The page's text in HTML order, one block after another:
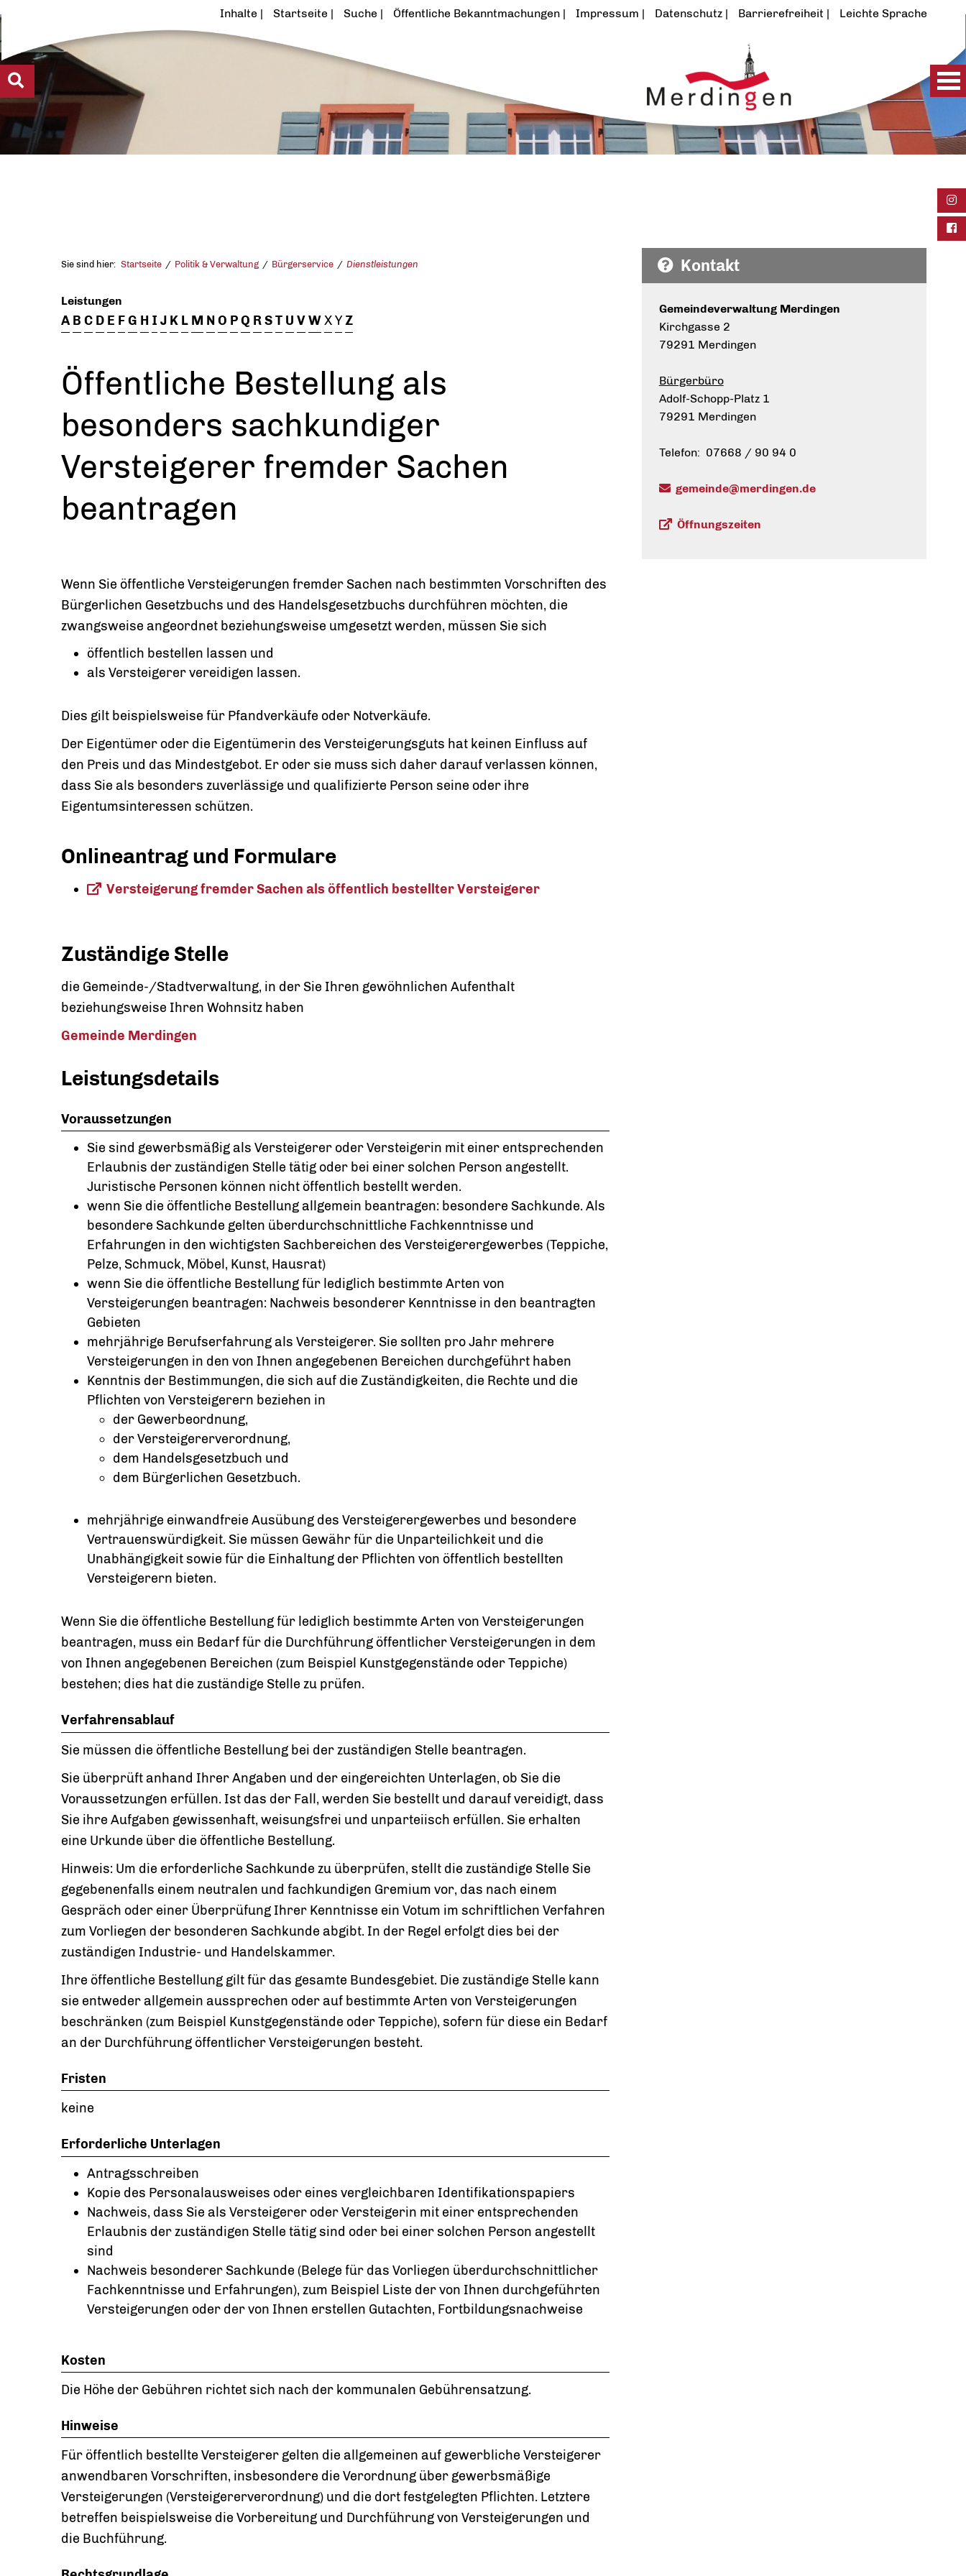
Inhalte Startseite Suche Öffentliche Bekanntmachungen Impressum Datenschutz Barrierefreiheit Leichte Sprache
Sie sind hier: Startseite Politik & Verwaltung Bürgerservice Dienstleistungen
Leistungen
A B C D E FG H I J K L M NO PQ RST U VWXYZ
Öffentliche Bestellung als
besonders sachkundiger
Versteigerer fremder Sachen
beantragen
Wenn Sie öffentliche Versteigerungen fremder Sachen nach bestimmten Vorschriften des
Bürgerlichen Gesetzbuchs und des Handelsgesetzbuchs durchführen möchten, die
zwangsweise angeordnet beziehungsweise umgesetzt werden, müssen Sie sich
öffentlich bestellen lassen und
als Versteigerer vereidigen lassen.
Dies gilt beispielsweise für Pfandverkäufe oder Notverkäufe.
Der Eigentümer oder die Eigentümerin des Versteigerungsguts hat keinen Einfluss auf
den Preis und das Mindestgebot. Er oder sie muss sich daher darauf verlassen können,
dass Sie als besonders zuverlässige und qualifizierte Person seine oder ihre
Eigentumsinteressen schützen.
Onlineantrag und Formulare
Versteigerung fremder Sachen als öffentlich bestellter Versteigerer
Zuständige Stelle
die Gemeinde-/Stadtverwaltung, in der Sie Ihren gewöhnlichen Aufenthalt
beziehungsweise Ihren Wohnsitz haben
Gemeinde Merdingen
Leistungsdetails
Voraussetzungen
Sie sind gewerbsmäßig als Versteigerer oder Versteigerin mit einer entsprechenden
Erlaubnis der zuständigen Stelle tätig oder bei einer solchen Person angestellt.
Juristische Personen können nicht öffentlich bestellt werden.
wenn Sie die öffentliche Bestellung allgemein beantragen: besondere Sachkunde. Als
besondere Sachkunde gelten überdurchschnittliche Fachkenntnisse und
Erfahrungen in den wichtigsten Sachbereichen des Versteigerergewerbes (Teppiche,
Pelze, Schmuck, Möbel, Kunst, Hausrat)
wenn Sie die öffentliche Bestellung für lediglich bestimmte Arten von
Versteigerungen beantragen: Nachweis besonderer Kenntnisse in den beantragten
Gebieten
mehrjährige Berufserfahrung als Versteigerer. Sie sollten pro Jahr mehrere
Versteigerungen in den von Ihnen angegebenen Bereichen durchgeführt haben
Kenntnis der Bestimmungen, die sich auf die Zuständigkeiten, die Rechte und die
Pflichten von Versteigerern beziehen in
der Gewerbeordnung,
der Versteigererverordnung,
dem Handelsgesetzbuch und
dem Bürgerlichen Gesetzbuch.
mehrjährige einwandfreie Ausübung des Versteigerergewerbes und besondere
Vertrauenswürdigkeit. Sie müssen Gewähr für die Unparteilichkeit und die
Unabhängigkeit sowie für die Einhaltung der Pflichten von öffentlich bestellten
Versteigerern bieten.
Wenn Sie die öffentliche Bestellung für lediglich bestimmte Arten von Versteigerungen
beantragen, muss ein Bedarf für die Durchführung öffentlicher Versteigerungen in dem
von Ihnen angegebenen Bereichen (zum Beispiel Kunstgegenstände oder Teppiche)
bestehen; dies hat die zuständige Stelle zu prüfen.
Verfahrensablauf
Sie müssen die öffentliche Bestellung bei der zuständigen Stelle beantragen.
Sie überprüft anhand Ihrer Angaben und der eingereichten Unterlagen, ob Sie die
Voraussetzungen erfüllen. Ist das der Fall, werden Sie bestellt und darauf vereidigt, dass
Sie ihre Aufgaben gewissenhaft, weisungsfrei und unparteiisch erfüllen. Sie erhalten
eine Urkunde über die öffentliche Bestellung.
Hinweis: Um die erforderliche Sachkunde zu überprüfen, stellt die zuständige Stelle Sie
gegebenenfalls einem neutralen und fachkundigen Gremium vor, das nach einem
Gespräch oder einer Überprüfung Ihrer Kenntnisse ein Votum im schriftlichen Verfahren
zum Vorliegen der besonderen Sachkunde abgibt. In der Regel erfolgt dies bei der
zuständigen Industrie- und Handelskammer.
Ihre öffentliche Bestellung gilt für das gesamte Bundesgebiet. Die zuständige Stelle kann
sie entweder allgemein aussprechen oder auf bestimmte Arten von Versteigerungen
beschränken (zum Beispiel Kunstgegenstände oder Teppiche), sofern für diese ein Bedarf
an der Durchführung öffentlicher Versteigerungen besteht.
Fristen
keine
Erforderliche Unterlagen
Antragsschreiben
Kopie des Personalausweises oder eines vergleichbaren Identifikationspapiers
Nachweis, dass Sie als Versteigerer oder Versteigerin mit einer entsprechenden
Erlaubnis der zuständigen Stelle tätig sind oder bei einer solchen Person angestellt
sind
Nachweis besonderer Sachkunde (Belege für das Vorliegen überdurchschnittlicher
Fachkenntnisse und Erfahrungen), zum Beispiel Liste der von Ihnen durchgeführten
Versteigerungen oder der von Ihnen erstellen Gutachten, Fortbildungsnachweise
Kosten
Die Höhe der Gebühren richtet sich nach der kommunalen Gebührensatzung.
Hinweise
Für öffentlich bestellte Versteigerer gelten die allgemeinen auf gewerbliche Versteigerer
anwendbaren Vorschriften, insbesondere die Verordnung über gewerbsmäßige
Versteigerungen (Versteigererverordnung) und die dort festgelegten Pflichten. Letztere
betreffen beispielsweise die Vorbereitung und Durchführung von Versteigerungen und
die Buchführung.
Kontakt
Gemeindeverwaltung Merdingen
Kirchgasse 2
79291 Merdingen
Bürgerbüro
Adolf-Schopp-Platz 1
79291 Merdingen
Telefon: 07668 / 90 94 0
gemeinde@merdingen.de
Öffnungszeiten